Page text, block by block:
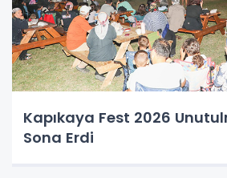
Kapıkaya Fest 2026
Sona Erdi